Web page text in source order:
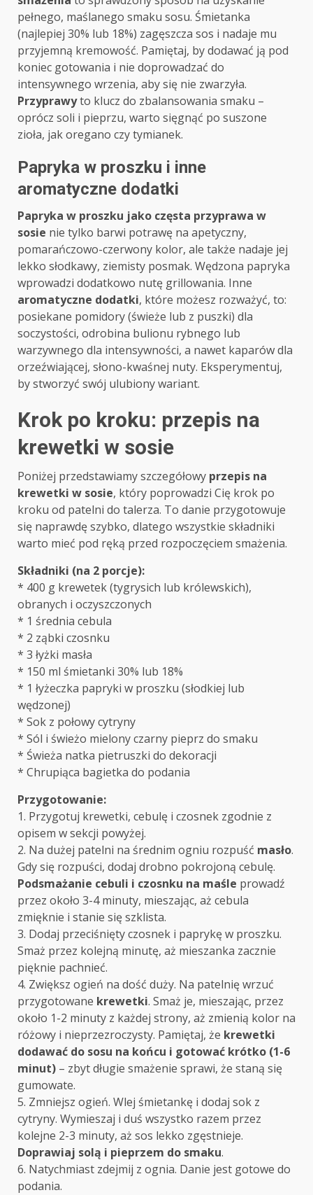
pełnego, maślanego smaku sosu. Śmietanka
(najlepiej 30% lub 18%) zagęszcza sos i nadaje mu
przyjemną kremowość. Pamiętaj, by dodawać ją pod
koniec gotowania i nie doprowadzać do
intensywnego wrzenia, aby się nie zwarzyła.
Przyprawyto klucz do zbalansowania smaku –
oprócz soli i pieprzu, warto sięgnąć po suszone
zioła, jak oregano czy tymianek.
Papryka w proszku i inne
aromatyczne dodatki
Papryka w proszku jako częsta przyprawa w
sosie nie tylko barwi potrawę na apetyczny,
pomarańczowo-czerwony kolor, ale także nadaje jej
lekko słodkawy, ziemisty posmak. Wędzona papryka
wprowadzi dodatkowo nutę grillowania. Inne
aromatyczne dodatki, które możesz rozważyć, to:
posiekane pomidory (świeże lub z puszki) dla
soczystości, odrobina bulionu rybnego lub
warzywnego dla intensywności, a nawet kaparów dla
orzeźwiającej, słono-kwaśnej nuty. Eksperymentuj,
by stworzyć swój ulubiony wariant.
Krok po kroku: przepis na
krewetki w sosie
Poniżej przedstawiamy szczegółowy przepis na
krewetki w sosie, który poprowadzi Cię krok po
kroku od patelni do talerza. To danie przygotowuje
się naprawdę szybko, dlatego wszystkie składniki
warto mieć pod ręką przed rozpoczęciem smażenia.
Składniki (na 2 porcje):
* 400 g krewetek (tygrysich lub królewskich),
obranych i oczyszczonych
* 1 średnia cebula
* 2 ząbki czosnku
* 3 łyżki masła
* 150 ml śmietanki 30% lub 18%
* 1 łyżeczka papryki w proszku (słodkiej lub
wędzonej)
* Sok z połowy cytryny
* Sól i świeżo mielony czarny pieprz do smaku
* Świeża natka pietruszki do dekoracji
* Chrupiąca bagietka do podania
Przygotowanie:
1. Przygotuj krewetki, cebulę i czosnek zgodnie z
opisem w sekcji powyżej.
2. Na dużej patelni na średnim ogniu rozpuść masło.
Gdy się rozpuści, dodaj drobno pokrojoną cebulę.
Podsmażanie cebuli i czosnku na maśle prowadź
przez około 3-4 minuty, mieszając, aż cebula
zmięknie i stanie się szklista.
3. Dodaj przeciśnięty czosnek i paprykę w proszku.
Smaż przez kolejną minutę, aż mieszanka zacznie
pięknie pachnieć.
4. Zwiększ ogień na dość duży. Na patelnię wrzuć
przygotowane krewetki. Smaż je, mieszając, przez
około 1-2 minuty z każdej strony, aż zmienią kolor na
różowy i nieprzezroczysty. Pamiętaj, że krewetki
dodawać do sosu na końcu i gotować krótko (1-6
minut) – zbyt długie smażenie sprawi, że staną się
gumowate.
5. Zmniejsz ogień. Wlej śmietankę i dodaj sok z
cytryny. Wymieszaj i duś wszystko razem przez
kolejne 2-3 minuty, aż sos lekko zgęstnieje.
Doprawiaj solą i pieprzem do smaku.
6. Natychmiast zdejmij z ognia. Danie jest gotowe do
podania.